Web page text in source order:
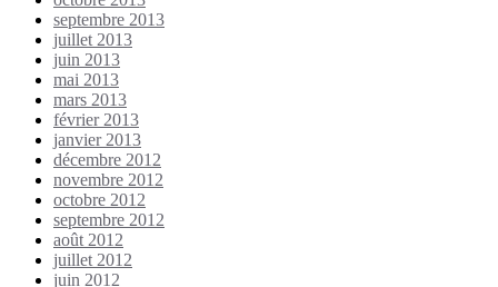
septembre 2013
juillet 2013
juin 2013
mai 2013
mars 2013
février 2013
janvier 2013
décembre 2012
novembre 2012
octobre 2012
septembre 2012
août 2012
juillet 2012
juin 2012